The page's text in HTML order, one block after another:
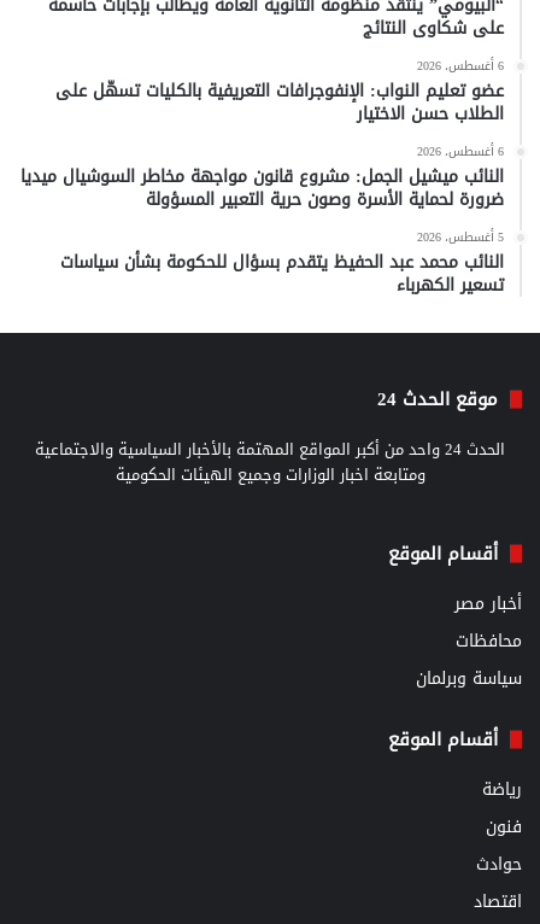
على شكاوى النتائج
6 أغسطس، 2026
عضو تعليم النواب: الإنفوجرافات التعريفية بالكليات تسهّل على
الطلاب حسن الاختيار
6 أغسطس، 2026
النائب ميشيل الجمل: مشروع قانون مواجهة مخاطر السوشيال ميديا
ضرورة لحماية الأسرة وصون حرية التعبير المسؤولة
5 أغسطس، 2026
النائب محمد عبد الحفيظ يتقدم بسؤال للحكومة بشأن سياسات
تسعير الكهرباء
موقع الحدث 24
الحدث 24 واحد من أكبر المواقع المهتمة بالأخبار السياسية والاجتماعية
ومتابعة اخبار الوزارات وجميع الهيئات الحكومية
أقسام الموقع
أخبار مصر
محافظات
سياسة وبرلمان
أقسام الموقع
رياضة
فنون
حوادث
اقتصاد